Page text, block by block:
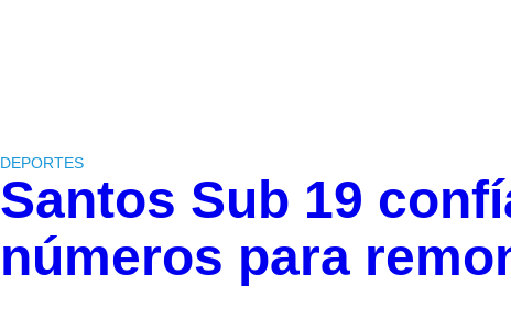
DEPORTES
Santos Sub 19
números para